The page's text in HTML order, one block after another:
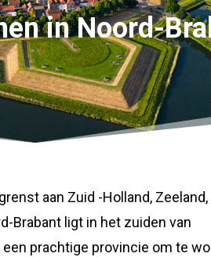
in Noord-
aan Zuid -Holland, Zeeland,
Brabant ligt in het zuiden van
prachtige provincie om te